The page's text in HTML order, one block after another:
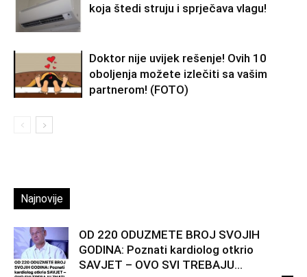
koja štedi struju i sprječava vlagu!
Doktor nije uvijek rešenje! Ovih 10
oboljenja možete izlečiti sa vašim
partnerom! (FOTO)
Najnovije
OD 220 ODUZMETE BROJ SVOJIH
GODINA: Poznati kardiolog otkrio
SAVJET – OVO SVI TREBAJU...